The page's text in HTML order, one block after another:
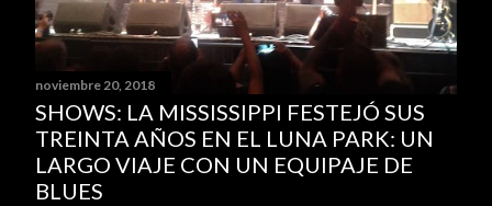
noviembre 20, 2018
SHOWS: LA MISSISSIPPI FESTEJÓ SUS
TREINTA AÑOS EN EL LUNA PARK: UN
LARGO VIAJE CON UN EQUIPAJE DE
BLUES